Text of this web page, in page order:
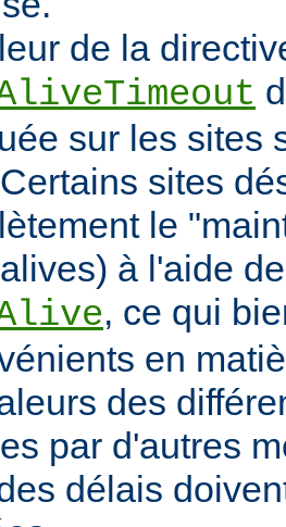
de la
sur les sites
sites
le
à l'aide
, ce qui
en
des
par d'autres
délais